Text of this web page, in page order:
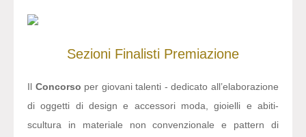
Sezioni Finalisti Premiazione
Il Concorso per giovani talenti - dedicato all’elaborazione
di oggetti di design e accessori moda, gioielli e abiti-
scultura in materiale non convenzionale e pattern di